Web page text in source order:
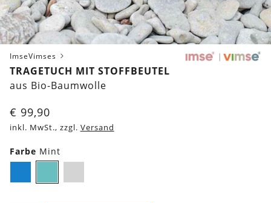
ImseVimses
TRAGETUCH MIT STOFFBEUTEL
aus Bio-Baumwolle
€ 99,90
inkl. MwSt., zzgl. Versand
Farbe Mint